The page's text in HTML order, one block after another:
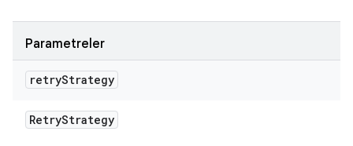
Parametreler
retryStrategy
RetryStrategy